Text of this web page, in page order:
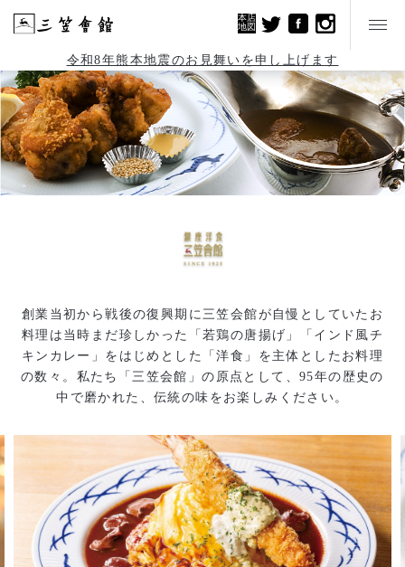
本店
地図
令和8年熊本地震のお見舞いを申し上げます
創業当初から戦後の復興期に三笠会館が自慢としていたお
料理は当時まだ珍しかった「若鶏の唐揚げ」「インド風チ
キンカレー」をはじめとした「洋食」を主体としたお料理
の数々。私たち「三笠会館」の原点として、95年の歴史の
中で磨かれた、伝統の味をお楽しみください。